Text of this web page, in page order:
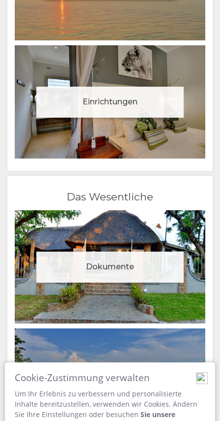
Einrichtungen
Das Wesentliche
Dokumente
Landkarte
Cookie-Zustimmung verwalten
Um Ihr Erlebnis zu verbessern und personalisierte
Inhalte bereitzustellen, verwenden wir Cookies. Ändern
Sie Ihre Einstellungen oder besuchen Sie unsere